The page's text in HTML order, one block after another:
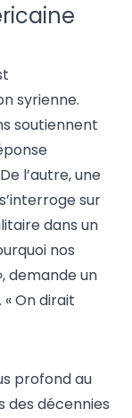
syrienne.
soutiennent
l’autre, une
sur
dans un
nos
demande un
. « On dirait
profond au
des décennies